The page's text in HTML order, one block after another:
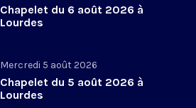
Chapelet du 6 août 2026 à
Lourdes
Mercredi 5 août 2026
Chapelet du 5 août 2026 à
Lourdes